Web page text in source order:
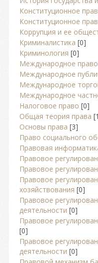
Конституционное
Конституционное
Коррупция и ее
Криминалистика [0]
Криминология [0]
Международное право
Международное
Международное
Международное
Налоговое право [0]
Общая теория права
Основы права [3]
Право социального
Правовая
Правовое
Правовое
Правовое
хозяйствования [0]
Правовое
деятельности [0]
Правовое
[0]
Правовое
деятельности [0]